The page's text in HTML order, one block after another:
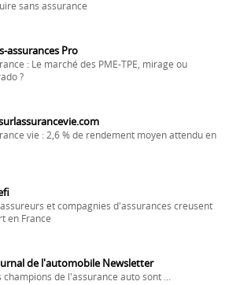
sans assurance
assurances Pro
: Le marché des PME-TPE, mirage ou
?
vie : 2,6 % de rendement moyen attendu en
et compagnies d'assurances creusent
en France
de l'automobile Newsletter
champions de l'assurance auto sont ...